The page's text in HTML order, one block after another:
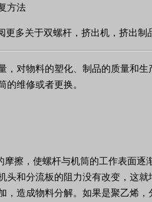
更多关于双螺杆，挤出机，挤出制
，对物料的塑化、制品的质量和
的维修或者更换。
擦，使螺杆与机筒的工作表面
头和分流板的阻力没有改变，这
，造成物料分解。如果是聚乙烯